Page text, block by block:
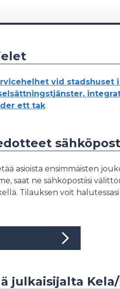
vid stadshuset
ett tak
asioista ensimmäisten
saat ne sähköpostiisi
Tilauksen voit
julkaisijalta Kela/